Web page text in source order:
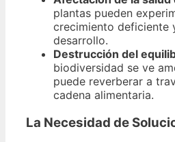
plantas pueden
crecimiento deficiente
desarrollo.
Destrucción del
biodiversidad se ve
puede reverberar a
cadena alimentaria.
La Necesidad de